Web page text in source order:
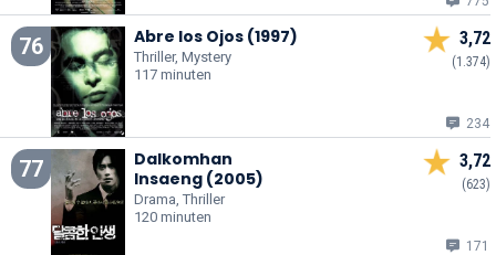
76 Abre los Ojos (1997)
Thriller, Mystery
117 minuten
3,72
(1.374)
234
77
Dalkomhan
Insaeng (2005)
Drama, Thriller
120 minuten
3,72
(623)
171